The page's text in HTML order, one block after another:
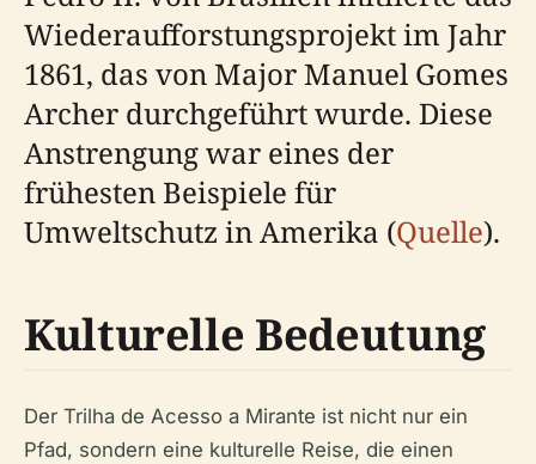
Wiederaufforstungsprojekt im Jahr
1861, das von Major Manuel Gomes
Archer durchgeführt wurde. Diese
Anstrengung war eines der
frühesten Beispiele für
Umweltschutz in Amerika (Quelle).
Kulturelle Bedeutung
Der Trilha de Acesso a Mirante ist nicht nur ein
Pfad, sondern eine kulturelle Reise, die einen